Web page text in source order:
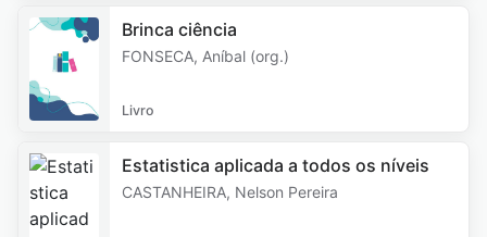
Brinca ciência
FONSECA, Aníbal (org.)
Livro
Estatistica aplicada a todos os níveis
CASTANHEIRA, Nelson Pereira